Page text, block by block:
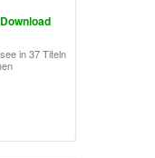
in 37 Titeln